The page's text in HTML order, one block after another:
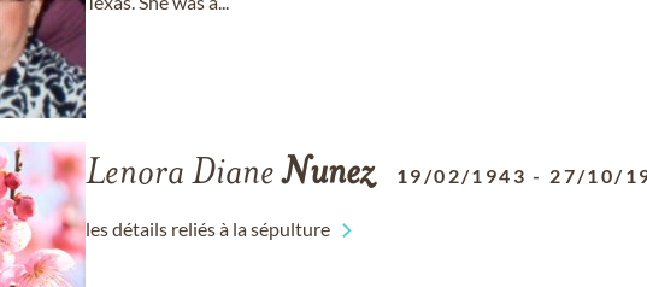
Lenora DianeNunez 19/02/1943 - 27/10/
les détails reliés à la sépulture